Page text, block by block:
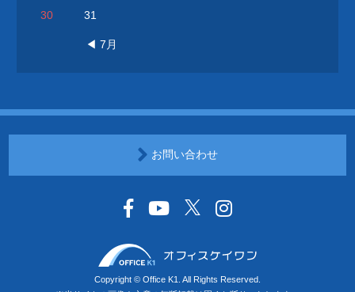
30 31
◀ 7月
お問い合わせ
Copyright © Office K1. All Rights Reserved.